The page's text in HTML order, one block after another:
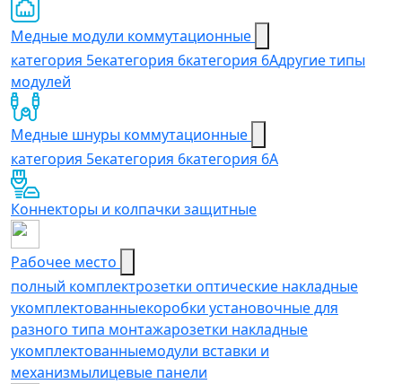
Медные модули коммутационные
категория 5екатегория 6категория 6Aдругие типы
модулей
Медные шнуры коммутационные
категория 5eкатегория 6категория 6A
Коннекторы и колпачки защитные
Рабочее место
полный комплектрозетки оптические накладные
укомплектованныекоробки установочные для
разного типа монтажарозетки накладные
укомплектованныемодули вставки и
механизмылицевые панели